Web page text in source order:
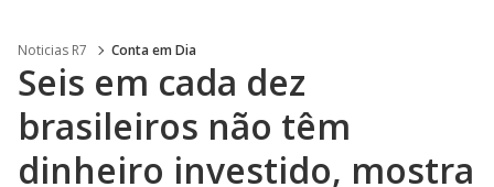
Noticias R7 Conta em Dia
Seis em cada dez
brasileiros não têm
dinheiro investido, mostra